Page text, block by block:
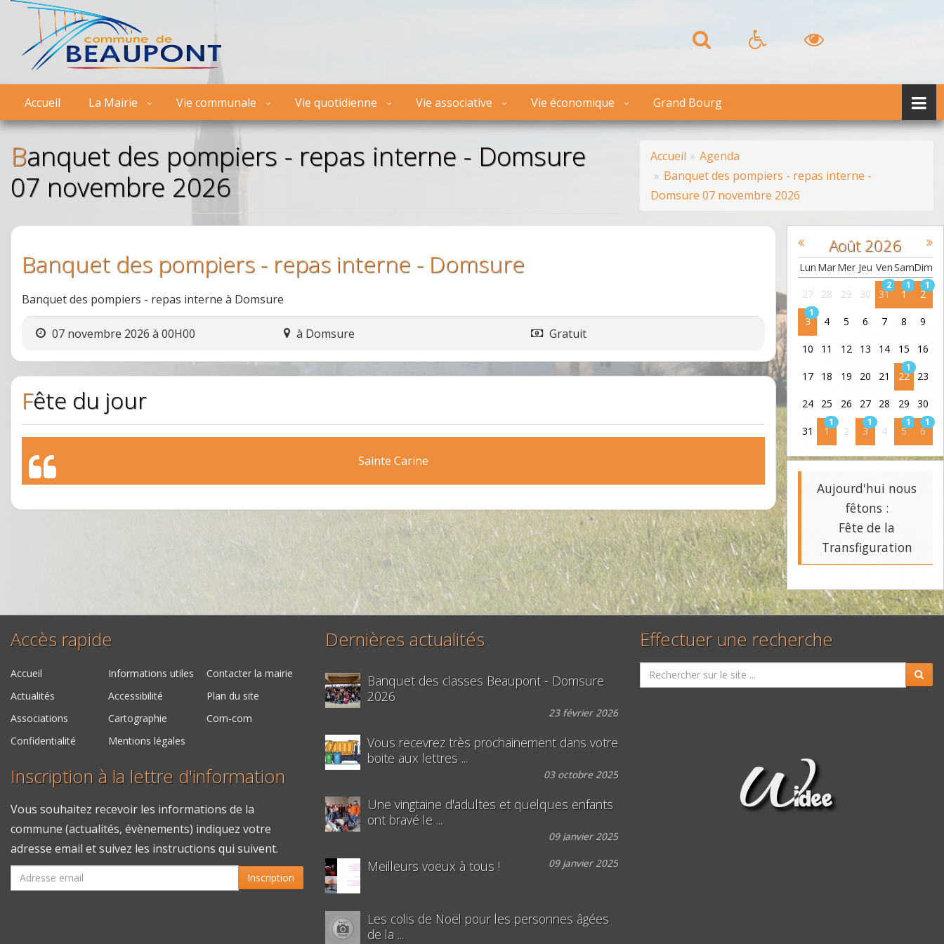
Banquet des pompiers - repas interne - Domsure
07 novembre 2026
Accueil
Agenda
Banquet des pompiers - repas interne -
Domsure 07 novembre 2026
Banquet des pompiers - repas interne - Domsure
Banquet des pompiers - repas interne à Domsure
07 novembre 2026 à 00H00 à Domsure Gratuit
Fête du jour
Sainte Carine
Août 2026
Lun MarMer Jeu VenSamDim
27 28 29 30 31
2
1
1
2
1
3
1
4 5 6 7 8 9
10 11 12 13 14 15 16
17 18 19 20 21 22
1
23
24 25 26 27 28 29 30
31 1
1
2 3
1
4 5
1
6
1
Aujourd'hui nous
fêtons :
Fête de la
Transfiguration
Accueil La Mairie Vie communale Vie quotidienne Vie associative Vie économique Grand Bourg
Accès rapide
Accueil Informations utiles
Contacter la mairie
Actualités
Accessibilité
Plan du site
Associations
Cartographie
Com-com
Confidentialité
Mentions légales
Inscription à la lettre d'information
Vous souhaitez recevoir les informations de la
commune (actualités, évènements) indiquez votre
adresse email et suivez les instructions qui suivent.
Inscription
Dernières actualités
Banquet des classes Beaupont - Domsure
2026
23 février 2026
Vous recevrez très prochainement dans votre
boite aux lettres ...
03 octobre 2025
Une vingtaine d'adultes et quelques enfants
ont bravé le ...
09 janvier 2025
Meilleurs voeux à tous ! 09 janvier 2025
Les colis de Noël pour les personnes âgées
de la ...
Effectuer une recherche